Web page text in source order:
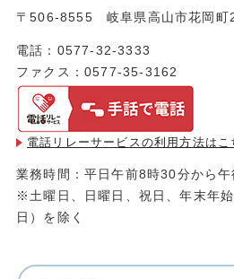
〒506-8555 岐阜県高山市花岡
電話：0577-32-3333
ファクス：0577-35-3162
電話リレーサービスの利用方法は こ
業務時間：平日午前8時30分から
※土曜日、日曜日、祝日、年末年
日）を除く